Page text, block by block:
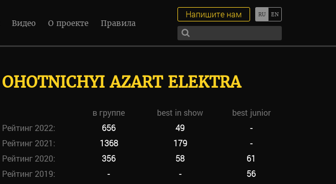
Видео О проекте Правила
Напишите нам
OHOTNICHYI AZART ELEKTRA
в группе best in show
best junior
Рейтинг 2022:
656 49
-
Рейтинг 2021:
1368 179
-
Рейтинг 2020:
356 58
61
Рейтинг 2019:
- - 56